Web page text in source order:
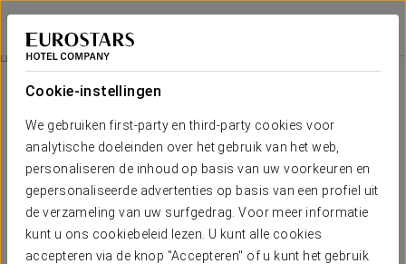
Cookie-instellingen
We gebruiken first-party en third-party cookies voor
analytische doeleinden over het gebruik van het web,
personaliseren de inhoud op basis van uw voorkeuren en
gepersonaliseerde advertenties op basis van een profiel uit
de verzameling van uw surfgedrag. Voor meer informatie
kunt u ons cookiebeleid lezen. U kunt alle cookies
accepteren via de knop "Accepteren" of u kunt het gebruik
Eurostars Sitges
BARCELONA - SITGES
Wellness & Gourmet Pass